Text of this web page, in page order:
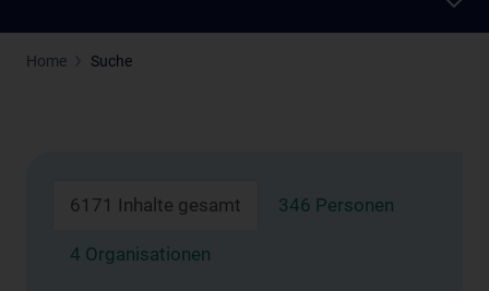
Home Suche
6171 Inhalte gesamt 346 Personen
4 Organisationen